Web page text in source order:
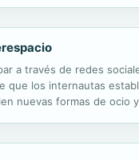
a través de redes
que los internautas
nuevas formas de ocio